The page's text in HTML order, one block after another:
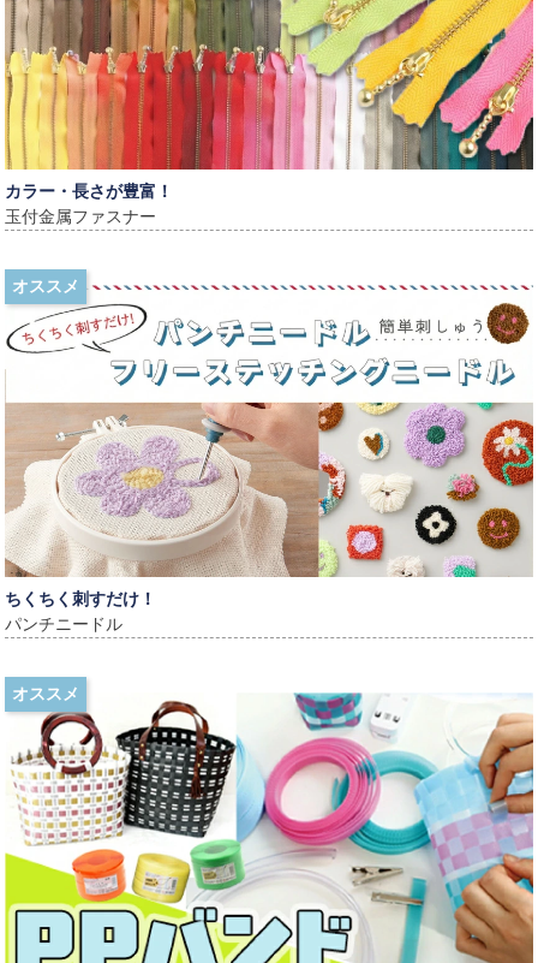
カラー・長さが豊富！
玉付金属ファスナー
オススメ
ちくちく刺すだけ！
パンチニードル
オススメ